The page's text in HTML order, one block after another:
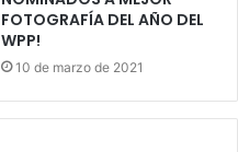
FOTOGRAFÍA DEL AÑO DEL
WPP!
10 de marzo de 2021